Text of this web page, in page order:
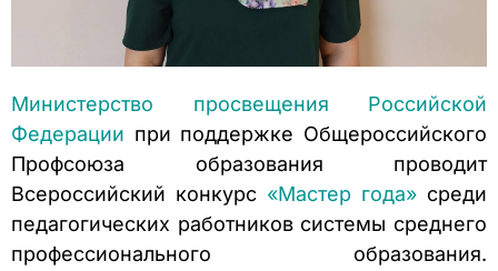
Министерство просвещения Российской
Федерации при поддержке Общероссийского
Профсоюза образования проводит
Всероссийский конкурс «Мастер года» среди
педагогических работников системы среднего
профессионального образования.